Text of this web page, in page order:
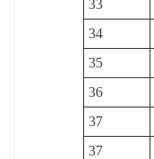
33
34
35
36
37
37